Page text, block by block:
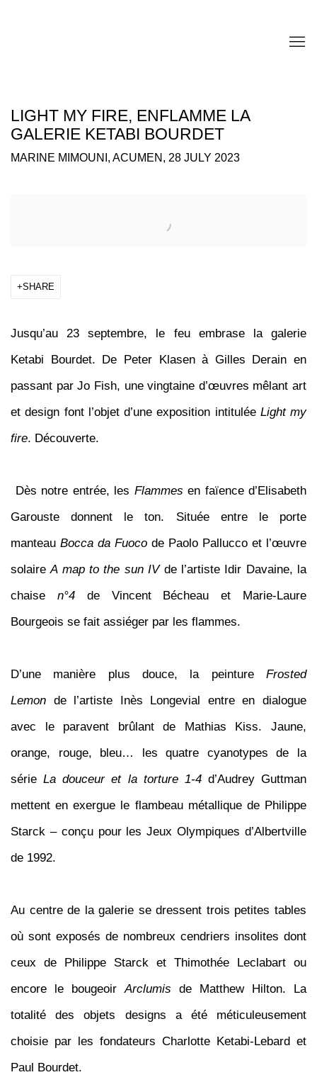
LIGHT MY FIRE, ENFLAMME LA
GALERIE KETABI BOURDET
MARINE MIMOUNI, ACUMEN, 28 JULY 2023
SHARE
Jusqu’au 23 septembre, le feu embrase la galerie
Ketabi Bourdet. De Peter Klasen à Gilles Derain en
passant par Jo Fish, une vingtaine d’œuvres mêlant art
et design font l’objet d’une exposition intitulée Light my
fire. Découverte.
Dès notre entrée, les Flammes en faïence d’Elisabeth
Garouste donnent le ton. Située entre le porte
manteau Bocca da Fuoco de Paolo Pallucco et l’œuvre
solaireA map to the sun IVde l’artiste Idir Davaine, la
chaise n°4 de Vincent Bécheau et Marie-Laure
Bourgeois se fait assiéger par les flammes.
D’une manière plus douce, la peinture Frosted
Lemon de l’artiste Inès Longevial entre en dialogue
avec le paravent brûlant de Mathias Kiss. Jaune,
orange, rouge, bleu… les quatre cyanotypes de la
sérieLa douceur et la torture 1-4 d’Audrey Guttman
mettent en exergue le flambeau métallique de Philippe
Starck – conçu pour les Jeux Olympiques d’Albertville
de 1992.
Au centre de la galerie se dressent trois petites tables
où sont exposés de nombreux cendriers insolites dont
ceux de Philippe Starck et Thimothée Leclabart ou
encore le bougeoirArclumis de Matthew Hilton. La
totalité des objets designs a été méticuleusement
choisie par les fondateurs Charlotte Ketabi-Lebard et
Paul Bourdet.